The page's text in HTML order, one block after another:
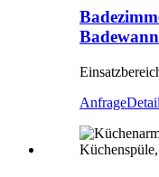
AnfrageDetail